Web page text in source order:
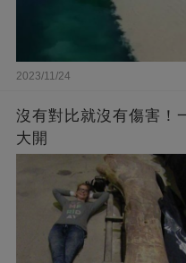
2023/11/24
沒有對比就沒有傷害！
大開